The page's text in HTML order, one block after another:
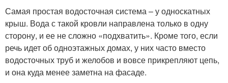
Самая простая водосточная система – у односкатных
крыш. Вода с такой кровли направлена только в одну
сторону, и ее не сложно «подхватить». Кроме того, если
речь идет об одноэтажных домах, у них часто вместо
водосточных труб и желобов и вовсе прикрепляют цепь,
и она куда менее заметна на фасаде.